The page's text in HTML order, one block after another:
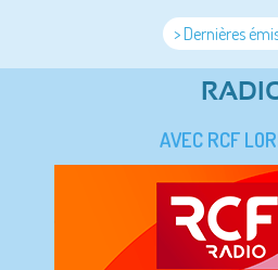
> Dernières
AVEC RCF